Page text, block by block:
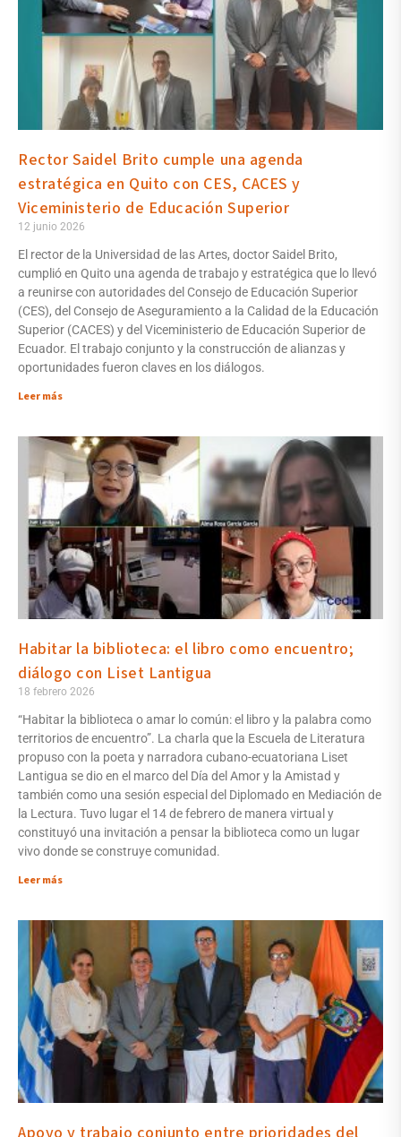
Rector Saidel Brito cumple una agenda
estratégica en Quito con CES, CACES y
Viceministerio de Educación Superior
12 junio 2026
El rector de la Universidad de las Artes, doctor Saidel Brito,
cumplió en Quito una agenda de trabajo y estratégica que lo llevó
a reunirse con autoridades del Consejo de Educación Superior
(CES), del Consejo de Aseguramiento a la Calidad de la Educación
Superior (CACES) y del Viceministerio de Educación Superior de
Ecuador. El trabajo conjunto y la construcción de alianzas y
oportunidades fueron claves en los diálogos.
Leer más
Habitar la biblioteca: el libro como encuentro;
diálogo con Liset Lantigua
18 febrero 2026
“Habitar la biblioteca o amar lo común: el libro y la palabra como
territorios de encuentro”. La charla que la Escuela de Literatura
propuso con la poeta y narradora cubano-ecuatoriana Liset
Lantigua se dio en el marco del Día del Amor y la Amistad y
también como una sesión especial del Diplomado en Mediación de
la Lectura. Tuvo lugar el 14 de febrero de manera virtual y
constituyó una invitación a pensar la biblioteca como un lugar
vivo donde se construye comunidad.
Leer más